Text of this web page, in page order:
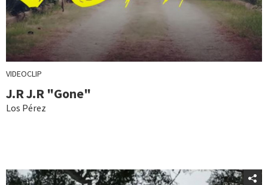
VIDEOCLIP
J.R J.R "Gone"
Los Pérez